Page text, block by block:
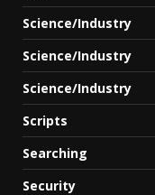
Science/Industry
Science/Industry
Science/Industry
Scripts
Searching
Security